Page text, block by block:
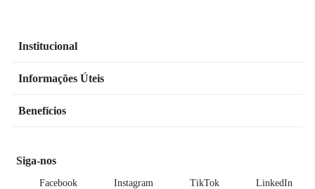
Institucional
Informações Úteis
Benefícios
Siga-nos
Facebook Instagram TikTok LinkedIn